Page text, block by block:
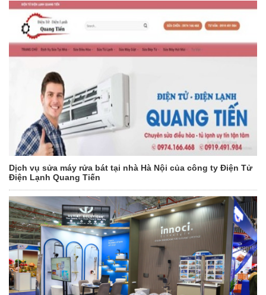
Dịch vụ sửa máy rửa bát tại nhà Hà Nội của công ty Điện Tử
Điện Lạnh Quang Tiến